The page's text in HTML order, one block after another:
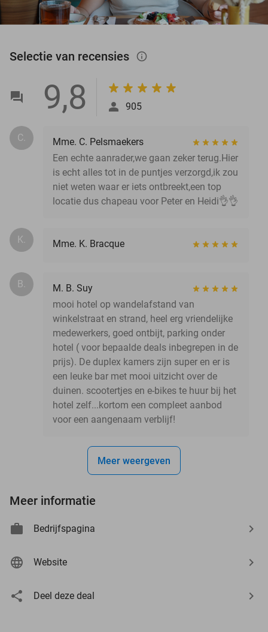
Selectie van recensies info_outlined
9,8 905
C.
Mme. C. Pelsmaekers
Een echte aanrader,we gaan zeker terug.Hier
is echt alles tot in de puntjes verzorgd,ik zou
niet weten waar er iets ontbreekt,een top
locatie dus chapeau voor Peter en Heidi👌👌
K. Mme. K. Bracque
B.
M. B. Suy
mooi hotel op wandelafstand van
winkelstraat en strand, heel erg vriendelijke
medewerkers, goed ontbijt, parking onder
hotel ( voor bepaalde deals inbegrepen in de
prijs). De duplex kamers zijn super en er is
een leuke bar met mooi uitzicht over de
duinen. scootertjes en e-bikes te huur bij het
hotel zelf...kortom een compleet aanbod
voor een aangenaam verblijf!
Meer weergeven
Meer informatie
Bedrijfspagina
Website
Deel deze deal